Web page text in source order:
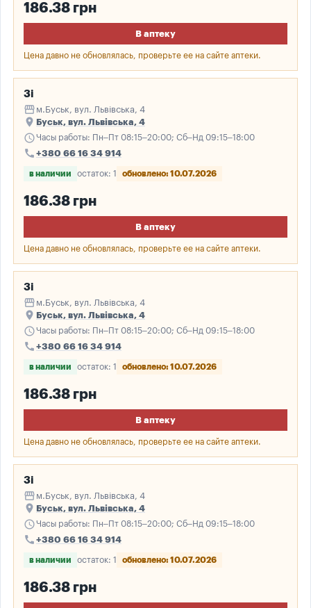
186.38 грн
В аптеку
Цена давно не обновлялась, проверьте ее на сайте аптеки.
3і
storefront м.Буськ, вул. Львівська, 4
place Буськ, вул. Львівська, 4
scheduleЧасы работы: Пн–Пт 08:15–20:00; Сб–Нд 09:15–18:00
call +380 66 16 34 914
в наличии остаток: 1 обновлено: 10.07.2026
186.38 грн
В аптеку
Цена давно не обновлялась, проверьте ее на сайте аптеки.
3і
storefront м.Буськ, вул. Львівська, 4
place Буськ, вул. Львівська, 4
scheduleЧасы работы: Пн–Пт 08:15–20:00; Сб–Нд 09:15–18:00
call +380 66 16 34 914
в наличии остаток: 1 обновлено: 10.07.2026
186.38 грн
В аптеку
Цена давно не обновлялась, проверьте ее на сайте аптеки.
3і
storefront м.Буськ, вул. Львівська, 4
place Буськ, вул. Львівська, 4
scheduleЧасы работы: Пн–Пт 08:15–20:00; Сб–Нд 09:15–18:00
call +380 66 16 34 914
в наличии остаток: 1 обновлено: 10.07.2026
186.38 грн